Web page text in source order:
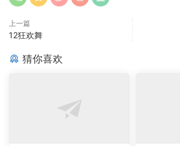
上一篇
12狂欢舞
猜你喜欢